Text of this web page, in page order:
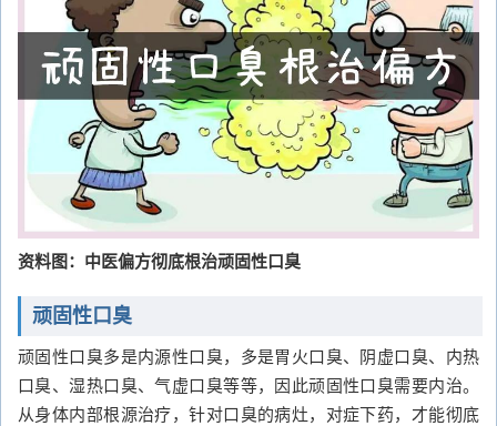
资料图：中医偏方彻底根治顽固性口臭
顽固性口臭
顽固性口臭多是内源性口臭，多是胃火口臭、阴虚口臭、内热
口臭、湿热口臭、气虚口臭等等，因此顽固性口臭需要内治。
从身体内部根源治疗，针对口臭的病灶，对症下药，才能彻底